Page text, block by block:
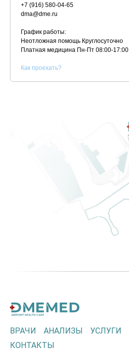
+7 (916) 580-04-65
dma@dme.ru
График работы:
Неотложная помощь Круглосуточно
Платная медицина Пн-Пт 08:00-17:00
Как проехать?
ВРАЧИ АНАЛИЗЫ УСЛУГИ
КОНТАКТЫ